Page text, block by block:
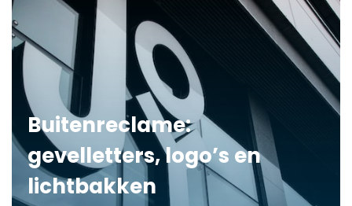
Buitenreclame:
gevelletters, logo’s en
lichtbakken